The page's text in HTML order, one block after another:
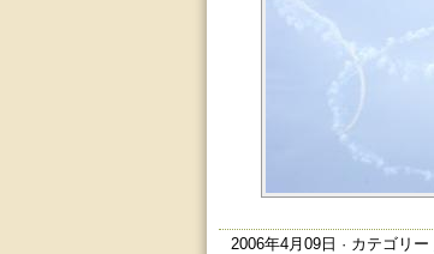
2006年4月09日 · カテゴリー